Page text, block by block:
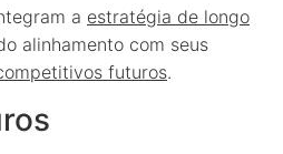
a estratégia de longo
alinhamento com seus
futuros.